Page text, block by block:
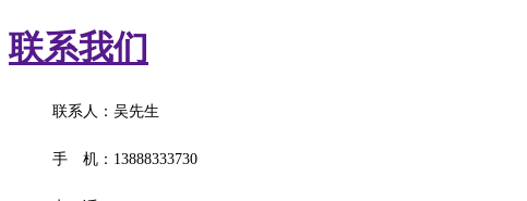
联系我们
联系人：吴先生
手 机：13888333730